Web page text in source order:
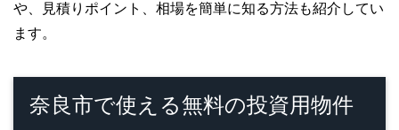
や、見積りポイント、相場を簡単に知る方法も紹介してい
ます。
奈良市で使える無料の投資用物件